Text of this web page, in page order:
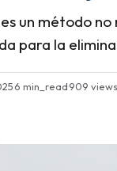
un método
para la
·6 min_read·909 views